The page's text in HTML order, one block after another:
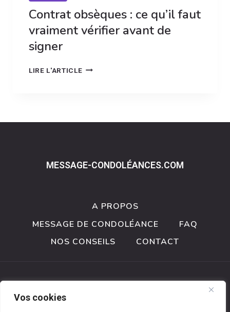
Vos cookies
Contrat obsèques : ce qu’il faut
vraiment vérifier avant de
signer
LIRE L'ARTICLECONTRAT
FAUT
DE
MESSAGE-CONDOLÉANCES.COM
A PROPOS
MESSAGE DE CONDOLÉANCE
FAQ
NOS CONSEILS
CONTACT